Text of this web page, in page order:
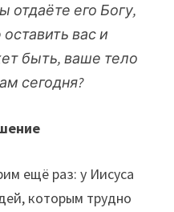
отдаёте его Богу,
вас и
быть, ваше тело
сегодня?
ещё раз: у Иисуса
которым трудно